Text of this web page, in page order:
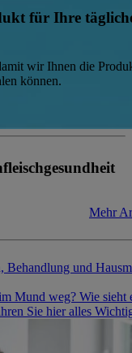
für Ihre
wir Ihnen die
können.
Mehr
Behandlung und
Mund weg? Wie sieht
Sie hier alles